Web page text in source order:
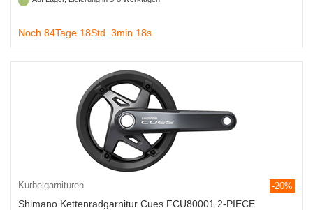
Noch 84Tage 18Std. 3min 18s
Kurbelgarnituren -20%
Shimano Kettenradgarnitur Cues FCU80001 2-PIECE